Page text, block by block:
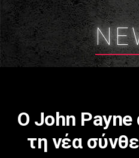
Ο John Payne
τη νέα